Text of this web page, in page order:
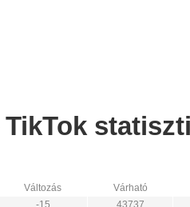
Változás Várható
-15 43737